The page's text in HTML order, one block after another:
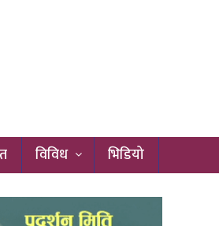
विविध भिडियो